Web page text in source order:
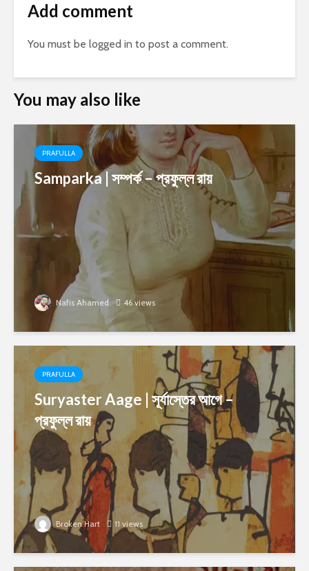
Add comment
You must be logged in to post a comment.
You may also like
PRAFULLA
Samparka | সম্পর্ক – প্রফুল্ল রায়
Nafis Ahamed 46 views
PRAFULLA
Suryaster Aage | সূর্যাস্তের আগে –
প্রফুল্ল রায়
Broken Hart 11 views